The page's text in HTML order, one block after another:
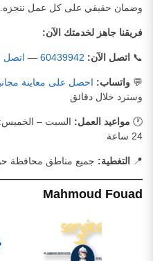
وضمان حقيقي على كل عمل ننجزه.
فريقنا جاهز لخدمتك الآن:
📞 اتصل الآن: 60439942
— اتصل
💬 واتساب: احصل على معاينة
وسنرد خلال دقائق
🕐 مواعيد العمل:
24 ساعة
📍 التغطية: جميع مناطق محافظة
Mahmoud Fouad